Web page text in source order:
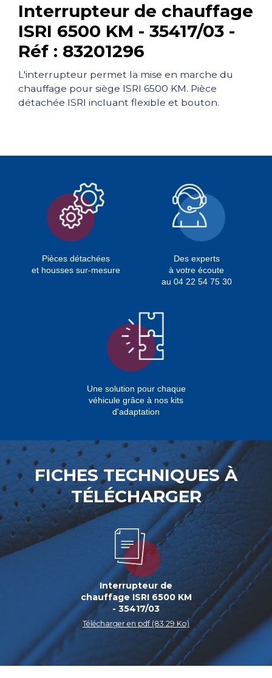
Interrupteur de chauffage
ISRI 6500 KM - 35417/03 -
Réf : 83201296
L'interrupteur permet la mise en marche du
chauffage pour siège ISRI 6500 KM. Pièce
détachée ISRI incluant flexible et bouton.
Pièces détachées
et housses sur-mesure
Des experts
à votre écoute
au 04 22 54 75 30
Une solution pour chaque
véhicule grâce à nos kits
d'adaptation
FICHES TECHNIQUES À
TÉLÉCHARGER
Interrupteur de
chauffage ISRI 6500 KM
- 35417/03
Télécharger en pdf (83.29 Ko)